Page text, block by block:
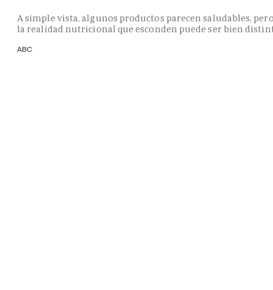
A simple vista, algunos productos parecen saludables,
la realidad nutricional que esconden puede ser bien
ABC